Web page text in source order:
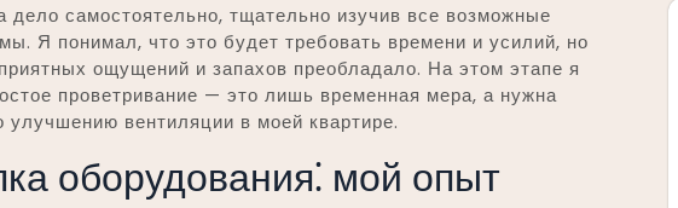
дело самостоятельно, тщательно изучив все возможные
Я понимал, что это будет требовать времени и усилий, но
ощущений и запахов преобладало. На этом этапе я
проветривание — это лишь временная мера, а нужна
улучшению вентиляции в моей квартире.
оборудования⁚ мой опыт